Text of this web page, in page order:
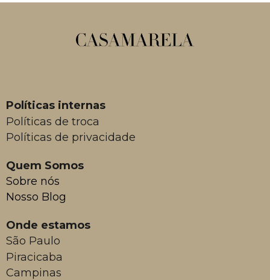
Políticas internas
Políticas de troca
Políticas de privacidade
Quem Somos
Sobre nós
Nosso Blog
Onde estamos
São Paulo
Piracicaba
Campinas